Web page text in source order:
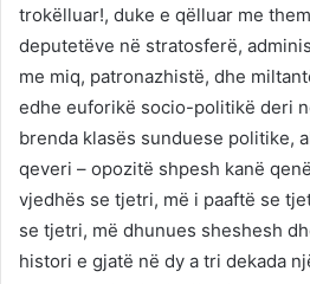
trokëlluar!, duke e qëlluar me
deputetëve në stratosferë,
me miq, patronazhistë, dhe
edhe euforikë socio-politikë deri
brenda klasës sunduese politike,
qeveri – opozitë shpesh kanë
vjedhës se tjetri, më i paaftë se
se tjetri, më dhunues sheshesh
histori e gjatë në dy a tri dekada